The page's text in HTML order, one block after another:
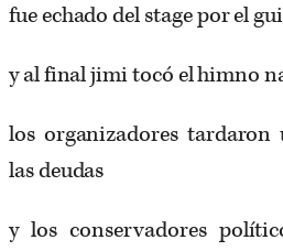
fue echado del stage por el
y al final jimi tocó el himno
los organizadores tardaron
las deudas
y los conservadores